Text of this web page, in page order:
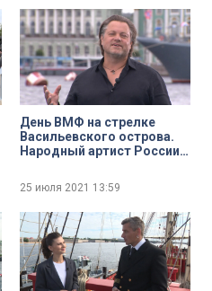
День ВМФ на стрелке
Васильевского острова.
Народный артист России
25 июля 2021 13:59